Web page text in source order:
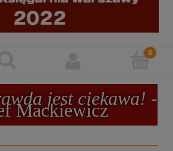
jest ciekawa! -
Mackiewicz